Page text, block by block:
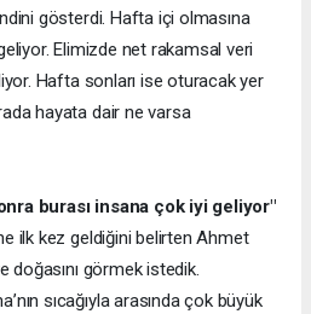
gösterdi. Hafta içi olmasına
Elimizde net rakamsal veri
Hafta sonları ise oturacak yer
hayata dair ne varsa
burası insana çok iyi geliyor"
ilk kez geldiğini belirten Ahmet
doğasını görmek istedik.
sıcağıyla arasında çok büyük